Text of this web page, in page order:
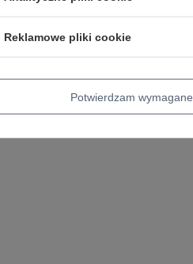
Reklamowe pliki cookie
Potwierdzam wymagane